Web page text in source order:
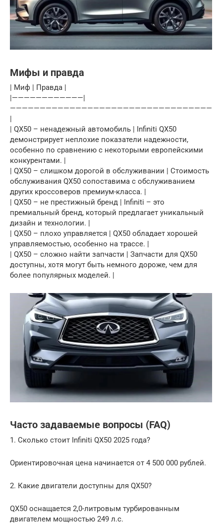
Мифы и правда
| Миф | Правда |
|————————————|
——————————————————————————————————
| QX50 – ненадежный автомобиль | Infiniti QX50
демонстрирует неплохие показатели надежности,
особенно по сравнению с некоторыми европейскими
конкурентами. |
| QX50 – слишком дорогой в обслуживании | Стоимость
обслуживания QX50 сопоставима с обслуживанием
других кроссоверов премиум-класса. |
| QX50 – не престижный бренд | Infiniti – это
премиальный бренд, который предлагает уникальный
дизайн и технологии. |
| QX50 – плохо управляется | QX50 обладает хорошей
управляемостью, особенно на трассе. |
| QX50 – сложно найти запчасти | Запчасти для QX50
доступны, хотя могут быть немного дороже, чем для
более популярных моделей. |
Часто задаваемые вопросы (FAQ)
1. Сколько стоит Infiniti QX50 2025 года?
Ориентировочная цена начинается от 4 500 000 рублей.
2. Какие двигатели доступны для QX50?
QX50 оснащается 2,0-литровым турбированным
двигателем мощностью 249 л.с.